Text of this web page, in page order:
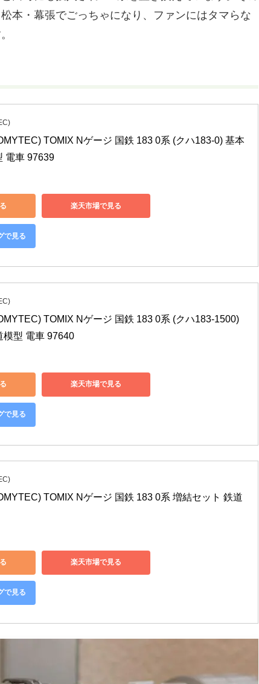
本・幕張でごっちゃになり、ファンにはタマらな
TOMIX Nゲージ 国鉄 183 0系 (クハ183-0) 基本
電車 97639
楽天市場で見る
で見る
TOMIX Nゲージ 国鉄 183 0系 (クハ183-1500)
模型 電車 97640
楽天市場で見る
で見る
TOMIX Nゲージ 国鉄 183 0系 増結セット 鉄道
楽天市場で見る
で見る